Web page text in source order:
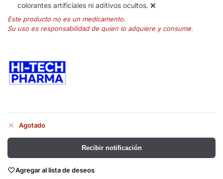
colorantes artificiales ni aditivos ocultos. ❌
Este producto no es un medicamento.
Su uso es responsabilidad de quien lo adquiere y consume.
Agotado
Recibir notificación
Agregar al lista de deseos